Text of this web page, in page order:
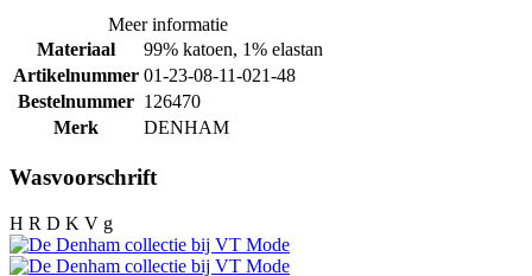
Meer informatie
Materiaal
99% katoen, 1% elastan
Artikelnummer 01-23-08-11-021-48
Bestelnummer 126470
Merk
DENHAM
Wasvoorschrift
H R D K V g